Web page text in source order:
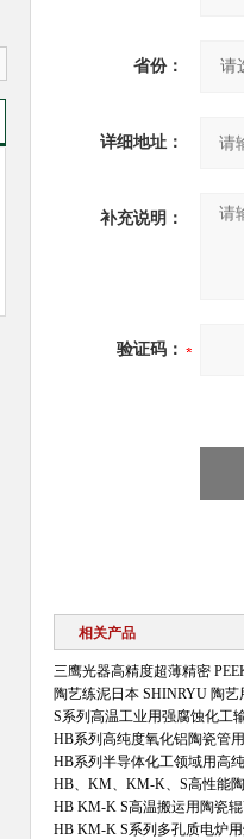
省份：
详细地址：
补充说明：
验证码：
相关产品
三鹰光器高精度超薄精密
陶艺练泥日本 SHINRYU 陶
S系列高温工业用强腐蚀化工
HB系列高纯度氧化铝陶瓷管
HB系列半导体化工领域用高
HB、KM、KM-K、S高性能
HB KM-K S高温搬运用陶瓷
HB KM-K S系列多孔质电炉